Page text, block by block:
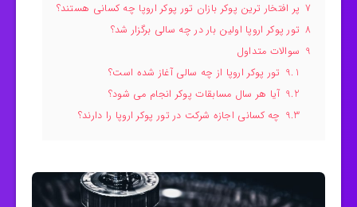
7 پر افتخار ترین پوکر بازان تور پوکر اروپا چه کسانی هستند؟
8 تور پوکر اروپا اولین بار در چه سالی برگزار شد؟
9 سوالات متداول
9.1 تور پوکر اروپا از چه سالی آغاز شده است؟
9.2 آیا هر سال مسابقات پوکر انجام می شود؟
9.3 چه کسانی اجازه شرکت در تور پوکر اروپا را دارند؟